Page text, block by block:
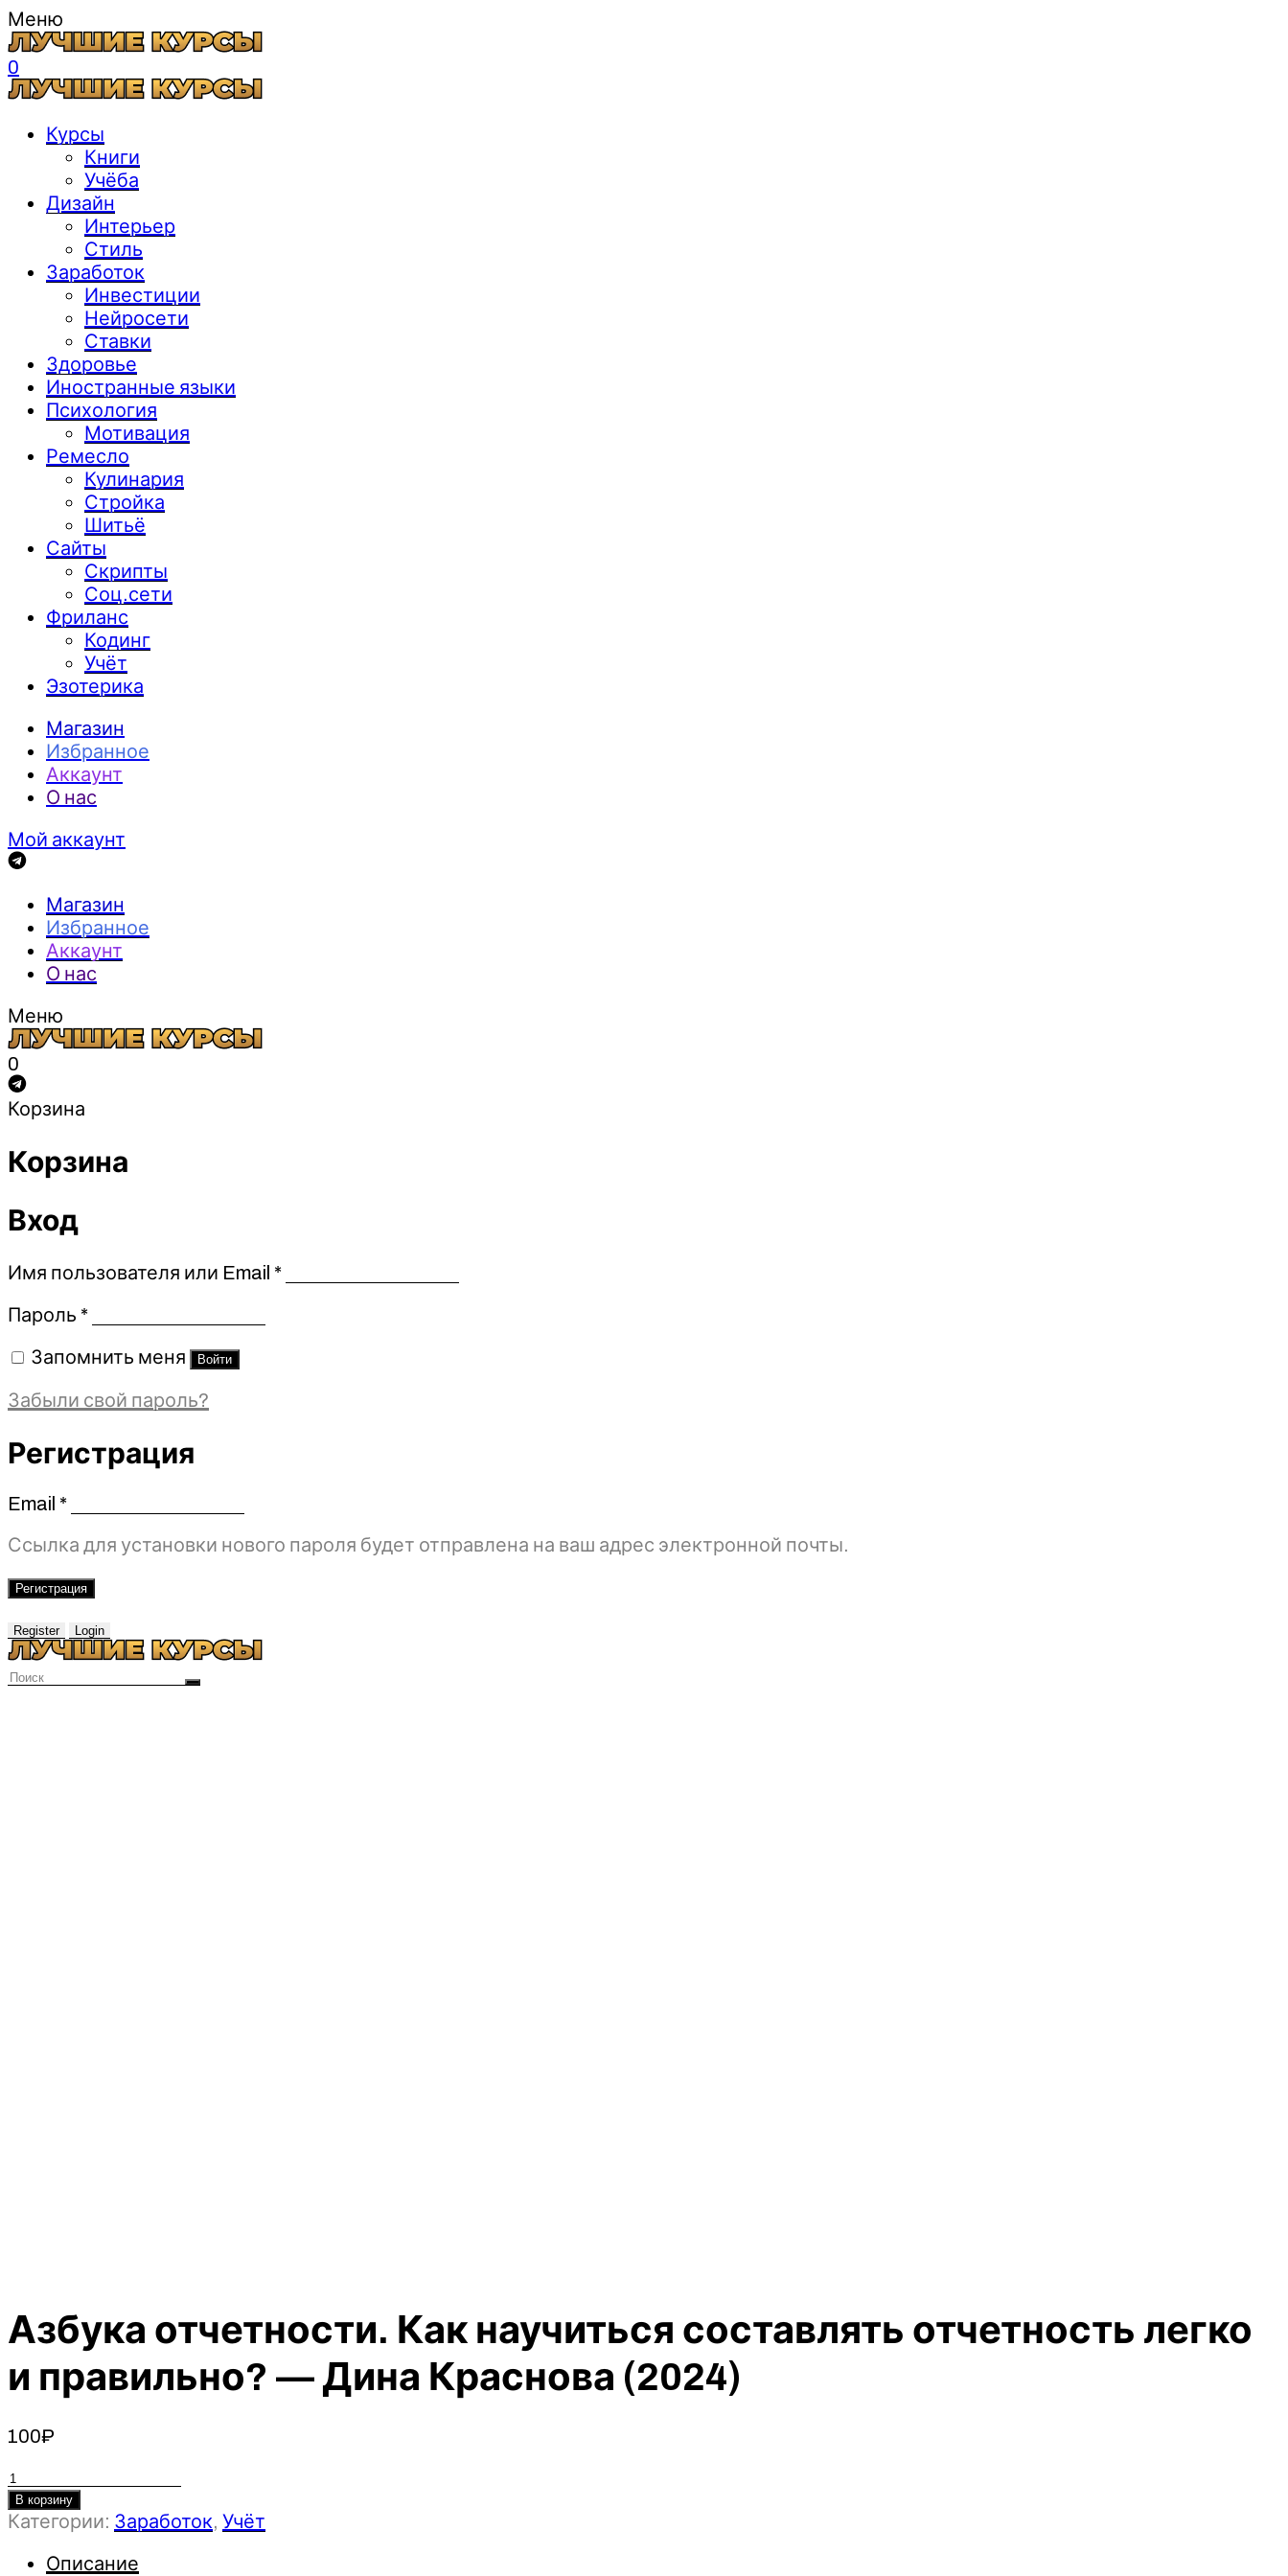
Меню
0
Курсы
Книги
Учёба
Дизайн
Интерьер
Стиль
Заработок
Инвестиции
Нейросети
Ставки
Здоровье
Иностранные языки
Психология
Мотивация
Ремесло
Кулинария
Стройка
Шитьё
Сайты
Скрипты
Соц.сети
Фриланс
Кодинг
Учёт
Эзотерика
Магазин
Избранное
Аккаунт
О нас
Мой аккаунт
Магазин
Избранное
Аккаунт
О нас
Меню
0
Корзина
Корзина
Вход
Имя пользователя или Email *Обязательно
Пароль *Обязательно
Запомнить меня Войти
Забыли свой пароль?
Регистрация
Email *Обязательно
Ссылка для установки нового пароля будет отправлена ​​на ваш адрес электронной почты.
Регистрация
Register Login
Азбука отчетности. Как научиться составлять отчетность легко
и правильно? — Дина Краснова (2024)
100₽
Количество
товара
Азбука
Как
В корзину
Категории: Заработок, Учёт
Описание